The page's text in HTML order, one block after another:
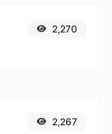
2,270
2,267